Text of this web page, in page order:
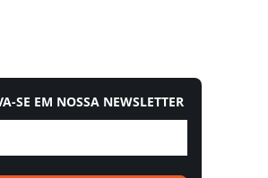
SE EM NOSSA NEWSLETTER